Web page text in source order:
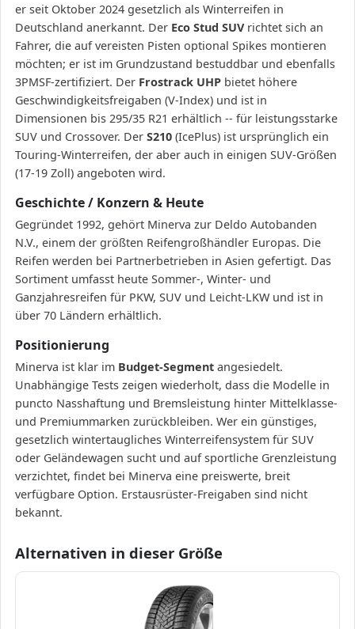
er seit Oktober 2024 gesetzlich als Winterreifen in
Deutschland anerkannt. Der Eco Stud SUVrichtet sich an
Fahrer, die auf vereisten Pisten optional Spikes montieren
möchten; er ist im Grundzustand bestuddbar und ebenfalls
3PMSF-zertifiziert. Der Frostrack UHP bietet höhere
Geschwindigkeitsfreigaben (V-Index) und ist in
Dimensionen bis 295/35 R21 erhältlich -- für leistungsstarke
SUV und Crossover. Der S210 (IcePlus) ist ursprünglich ein
Touring-Winterreifen, der aber auch in einigen SUV-Größen
(17-19 Zoll) angeboten wird.
Geschichte / Konzern & Heute
Gegründet 1992, gehört Minerva zur Deldo Autobanden
N.V., einem der größten Reifengroßhändler Europas. Die
Reifen werden bei Partnerbetrieben in Asien gefertigt. Das
Sortiment umfasst heute Sommer-, Winter- und
Ganzjahresreifen für PKW, SUV und Leicht-LKW und ist in
über 70 Ländern erhältlich.
Positionierung
Minerva ist klar im Budget-Segment angesiedelt.
Unabhängige Tests zeigen wiederholt, dass die Modelle in
puncto Nasshaftung und Bremsleistung hinter Mittelklasse-
und Premiummarken zurückbleiben. Wer ein günstiges,
gesetzlich wintertaugliches Winterreifensystem für SUV
oder Geländewagen sucht und auf sportliche Grenzleistung
verzichtet, findet bei Minerva eine preiswerte, breit
verfügbare Option. Erstausrüster-Freigaben sind nicht
bekannt.
Alternativen in dieser Größe